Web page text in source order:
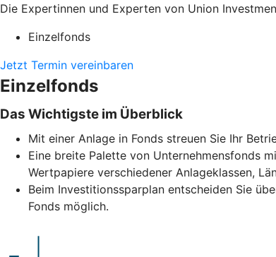
Die Expertinnen und Experten von Union
Einzelfonds
Jetzt Termin vereinbaren
Einzelfonds
Das Wichtigste im Überblick
Mit einer Anlage in Fonds streuen Sie Ihr
Eine breite Palette von Unternehmensfonds
Wertpapiere verschiedener Anlageklassen,
Beim Investitionssparplan entscheiden Sie
Fonds möglich.